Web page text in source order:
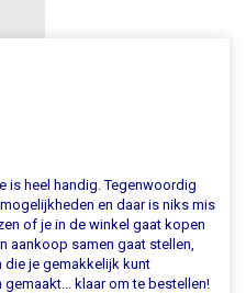
is heel handig. Tegenwoordig
en daar is niks mis
of je in de winkel gaat kopen
aankoop samen gaat stellen,
die je gemakkelijk kunt
klaar om te bestellen!